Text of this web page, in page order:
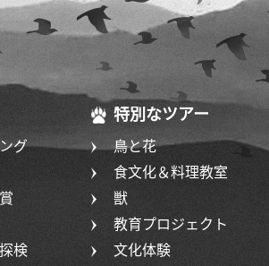
グ
検
特別なツアー
鳥と花
食文化＆料理教室
獣
教育プロジェクト
文化体験